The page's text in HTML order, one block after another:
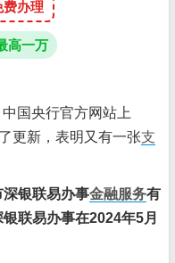
费办理
高一万
国央行官方网站上
更新，表明又有一张支
银联易办事金融服务有
联易办事在2024年5月